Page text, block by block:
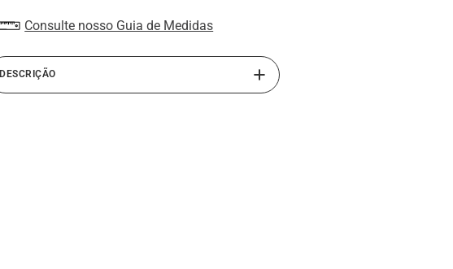
Consulte nosso Guia de Medidas
DESCRIÇÃO